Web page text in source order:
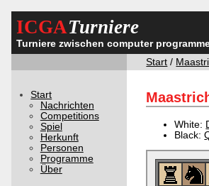
ICGATurniere
Turniere zwischen computer
Start /
Start
Nachrichten
Competitions
Spiel
Herkunft
Personen
Programme
Über
White:
Black: